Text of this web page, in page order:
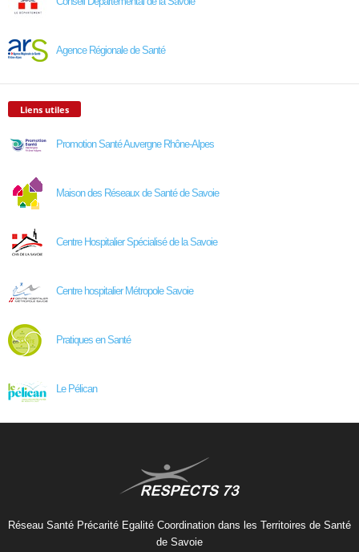
Agence Régionale de Santé
Liens utiles
Promotion Santé Auvergne Rhône-Alpes
Maison des Réseaux de Santé de Savoie
Centre Hospitalier Spécialisé de la Savoie
Centre hospitalier Métropole Savoie
Pratiques en Santé
Le Pélican
Réseau Santé Précarité Egalité Coordination dans les Territoires de Santé
de Savoie